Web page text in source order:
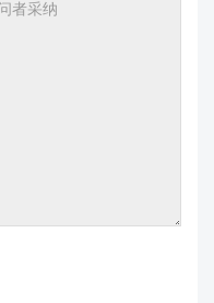
返回WAKE UP，并进
”等预设命令词，说明